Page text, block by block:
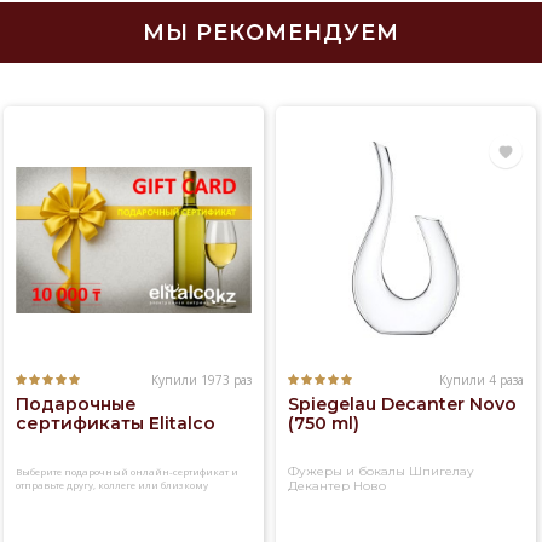
МЫ РЕКОМЕНДУЕМ
Купили 1973 раз
Подарочные
сертификаты Elitalco
Выберите подарочный онлайн-сертификат и
отправьте другу, коллеге или близкому
Купили 4 раза
Spiegelau Decanter Novo
(750 ml)
Фужеры и бокалы Шпигелау
Декантер Ново